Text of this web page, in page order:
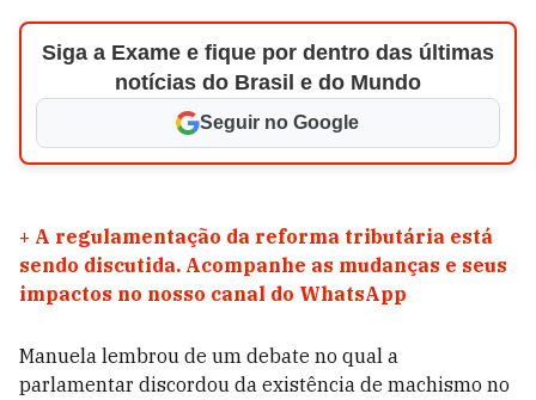
Siga a Exame e fique por dentro das últimas
notícias do Brasil e do Mundo
Seguir no Google
+ A regulamentação da reforma tributária está
sendo discutida. Acompanhe as mudanças e seus
impactos no nosso canal do WhatsApp
Manuela lembrou de um debate no qual a
parlamentar discordou da existência de machismo no